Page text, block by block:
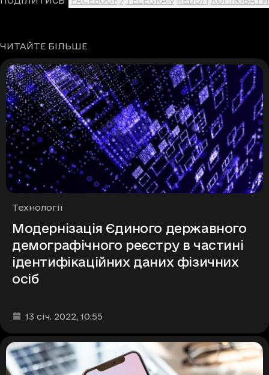
ЧИТАЙТЕ БІЛЬШЕ
Рубрики
Технології
Модернізація Єдиного державного
демографічного реєстру в частині
ідентифікаційних даних фізичних
осіб
Дата та час публікації
13 січ. 2022, 10:55